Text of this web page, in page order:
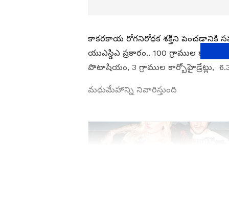
కాకరకాయ రోగనిరోధక శక్తిని పెంచడానికి
యుఎస్డిఎ ప్రకారం.. 100 గ్రాముల
పొటాషియం, 3 గ్రాముల కార్బోహైడ్రేట్లు,
మధుమేహాన్ని నివారిస్తుంది